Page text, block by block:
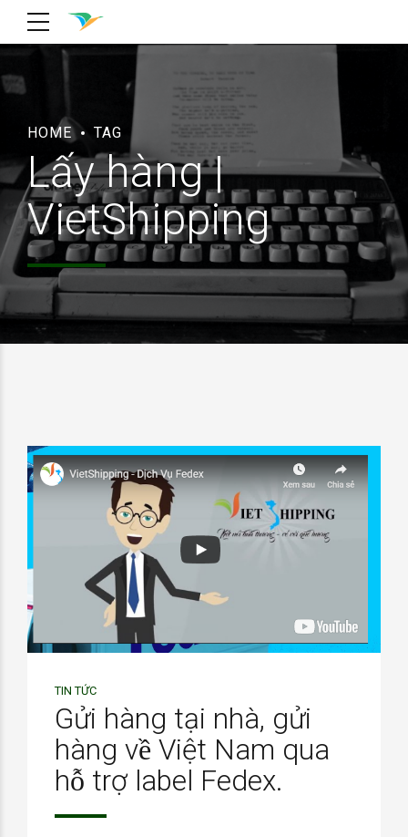
HOME TAG
Lấy hàng |
VietShipping
TIN TỨC
Gửi hàng tại nhà, gửi
hàng về Việt Nam qua
hỗ trợ label Fedex.